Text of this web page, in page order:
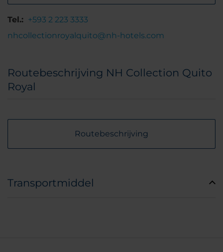
Tel.: +593 2 223 3333
nhcollectionroyalquito@nh-hotels.com
Routebeschrijving NH Collection Quito
Royal
Routebeschrijving
Transportmiddel